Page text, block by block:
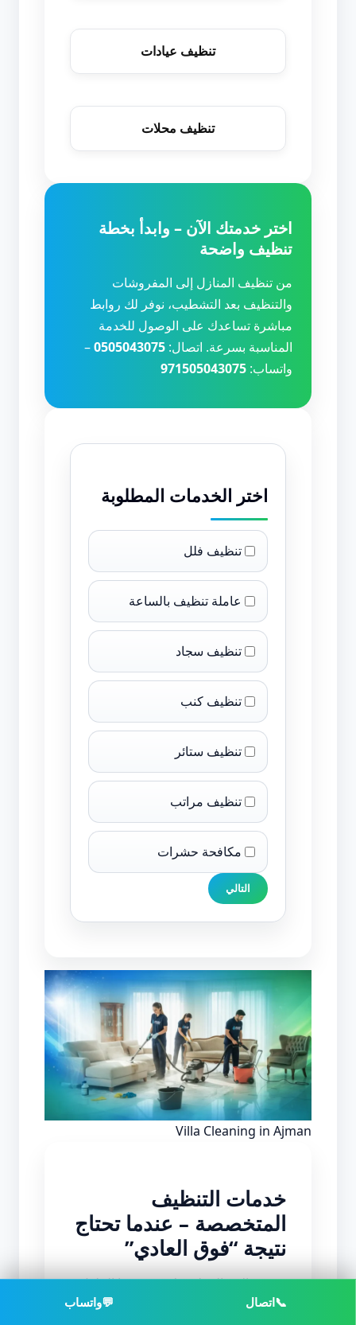
تنظيف عيادات
تنظيف محلات
اختر خدمتك الآن – وابدأ بخطة
تنظيف واضحة
من تنظيف المنازل إلى المفروشات
والتنظيف بعد التشطيب، نوفر لك روابط
مباشرة تساعدك على الوصول للخدمة
المناسبة بسرعة. اتصال: 0505043075
–
واتساب: 971505043075
اختر الخدمات المطلوبة
تنظيف فلل
عاملة تنظيف بالساعة
تنظيف سجاد
تنظيف كنب
تنظيف ستائر
تنظيف مراتب
مكافحة حشرات
التالي
Villa Cleaning in Ajman
خدمات التنظيف
المتخصصة – عندما تحتاج
نتيجة “فوق العادي”
بعض حالات التنظيف لا تنجح معها الحلول
التقليدية: واجهات زجاج عليها آثار غبار
📞اتصال 💬واتساب